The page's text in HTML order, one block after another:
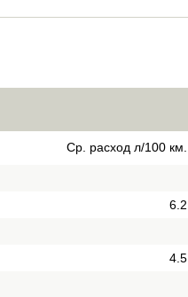
Ср. расход л/100 км.
6.2
4.5